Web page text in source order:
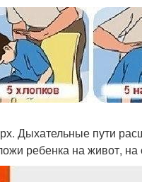
Дыхательные пути
ребенка на живот,